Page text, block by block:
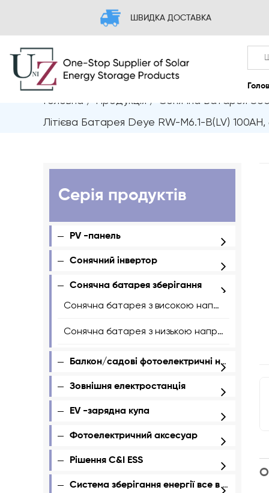
ШВИДКА ДОСТАВКА
Головна / Продукція / Сонячна Батарея
Літієва Батарея Deye RW-M6.1-B(LV) 100AH,
Серія продуктів
PV -панель
Сонячний інвертор
Сонячна батарея зберігання
Сонячна батарея з високою напругою
Сонячна батарея з низькою напругою
Балкон/садові фотоелектричні набори
Зовнішня електростанція
ЕV -зарядна купа
Фотоелектричний аксесуар
Рішення C&I ESS
Система зберігання енергії все в одному